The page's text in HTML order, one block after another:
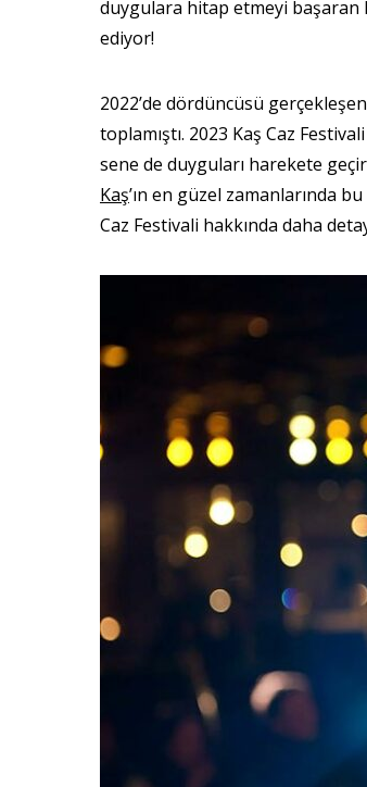
duygulara hitap etmeyi başaran
ediyor!
2022’de dördüncüsü
toplamıştı. 2023 Kaş Caz
sene de duyguları harekete
Kaş’ın en güzel zamanlarında
Caz Festivali hakkında daha